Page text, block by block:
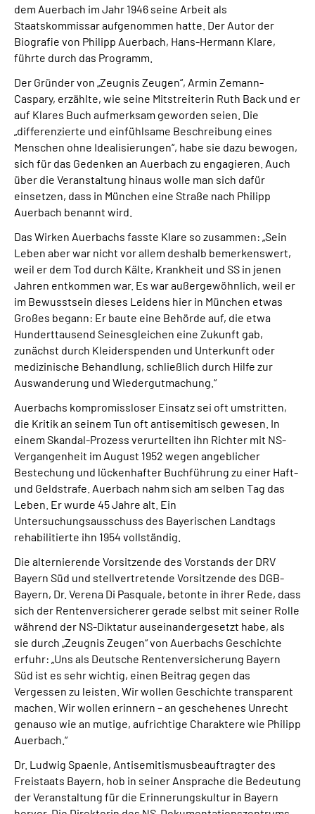
dem Auerbach im Jahr 1946 seine Arbeit als
Staatskommissar aufgenommen hatte. Der Autor der
Biografie von Philipp Auerbach, Hans-Hermann Klare,
führte durch das Programm.
Der Gründer von „Zeugnis Zeugen“, Armin Zemann-
Caspary, erzählte, wie seine Mitstreiterin Ruth Back und er
auf Klares Buch aufmerksam geworden seien. Die
„differenzierte und einfühlsame Beschreibung eines
Menschen ohne Idealisierungen“, habe sie dazu bewogen,
sich für das Gedenken an Auerbach zu engagieren. Auch
über die Veranstaltung hinaus wolle man sich dafür
einsetzen, dass in München eine Straße nach Philipp
Auerbach benannt wird.
Das Wirken Auerbachs fasste Klare so zusammen: „Sein
Leben aber war nicht vor allem deshalb bemerkenswert,
weil er dem Tod durch Kälte, Krankheit und SS in jenen
Jahren entkommen war. Es war außergewöhnlich, weil er
im Bewusstsein dieses Leidens hier in München etwas
Großes begann: Er baute eine Behörde auf, die etwa
Hunderttausend Seinesgleichen eine Zukunft gab,
zunächst durch Kleiderspenden und Unterkunft oder
medizinische Behandlung, schließlich durch Hilfe zur
Auswanderung und Wiedergutmachung.“
Auerbachs kompromissloser Einsatz sei oft umstritten,
die Kritik an seinem Tun oft antisemitisch gewesen. In
einem Skandal-Prozess verurteilten ihn Richter mit NS-
Vergangenheit im August 1952 wegen angeblicher
Bestechung und lückenhafter Buchführung zu einer Haft-
und Geldstrafe. Auerbach nahm sich am selben Tag das
Leben. Er wurde 45 Jahre alt. Ein
Untersuchungsausschuss des Bayerischen Landtags
rehabilitierte ihn 1954 vollständig.
Die alternierende Vorsitzende des Vorstands der DRV
Bayern Süd und stellvertretende Vorsitzende des DGB-
Bayern, Dr. Verena Di Pasquale, betonte in ihrer Rede, dass
sich der Rentenversicherer gerade selbst mit seiner Rolle
während der NS-Diktatur auseinandergesetzt habe, als
sie durch „Zeugnis Zeugen“ von Auerbachs Geschichte
erfuhr: „Uns als Deutsche Rentenversicherung Bayern
Süd ist es sehr wichtig, einen Beitrag gegen das
Vergessen zu leisten. Wir wollen Geschichte transparent
machen. Wir wollen erinnern – an geschehenes Unrecht
genauso wie an mutige, aufrichtige Charaktere wie Philipp
Auerbach.“
Dr. Ludwig Spaenle, Antisemitismusbeauftragter des
Freistaats Bayern, hob in seiner Ansprache die Bedeutung
der Veranstaltung für die Erinnerungskultur in Bayern